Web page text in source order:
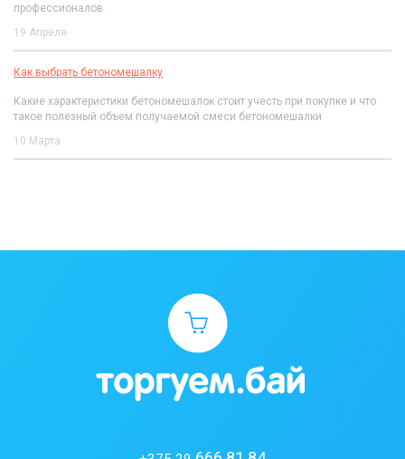
профессионалов
19 Апреля
Как выбрать бетономешалку
Какие характеристики бетономешалок стоит учесть при покупке и что
такое полезный объем получаемой смеси бетономешалки
10 Марта